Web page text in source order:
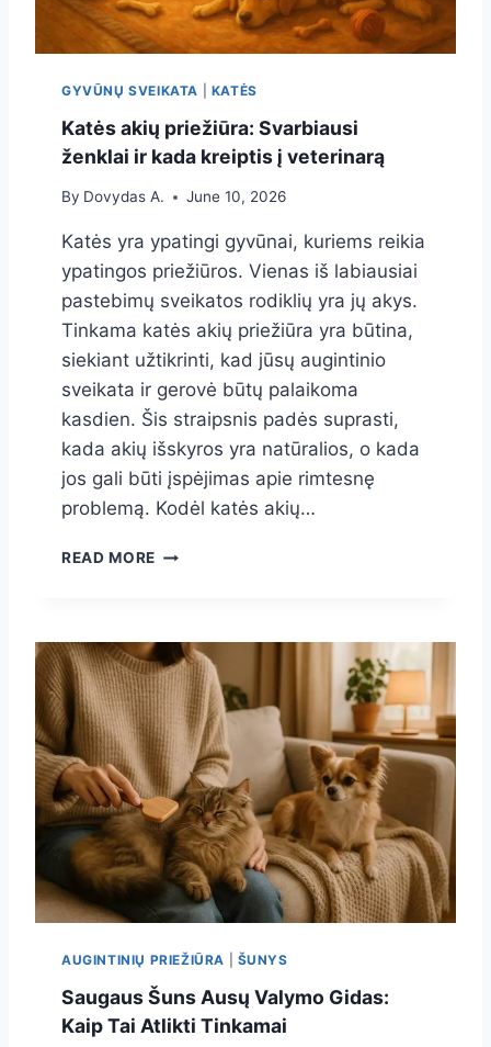
GYVŪNŲ SVEIKATA KATĖS
Katės akių priežiūra: Svarbiausi
ženklai ir kada kreiptis į veterinarą
By Dovydas A. June 10, 2026
Katės yra ypatingi gyvūnai, kuriems reikia
ypatingos priežiūros. Vienas iš labiausiai
pastebimų sveikatos rodiklių yra jų akys.
Tinkama katės akių priežiūra yra būtina,
siekiant užtikrinti, kad jūsų augintinio
sveikata ir gerovė būtų palaikoma
kasdien. Šis straipsnis padės suprasti,
kada akių išskyros yra natūralios, o kada
jos gali būti įspėjimas apie rimtesnę
problemą. Kodėl katės akių…
READ MORE K
S
A
K
Ų
P
R
E
Ž
I
R
:
S
A
AUGINTINIŲ PRIEŽIŪRA ŠUNYS
Saugaus Šuns Ausų Valymo Gidas:
Kaip Tai Atlikti Tinkamai